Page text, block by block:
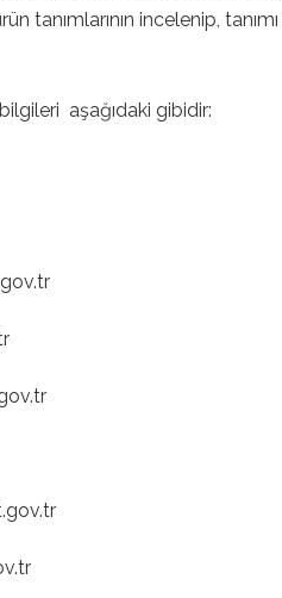
tanımlarının incelenip,
aşağıdaki gibidir: